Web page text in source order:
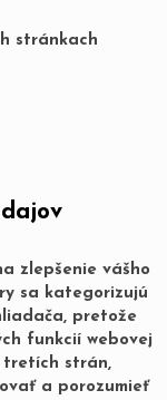
stránkach
zlepšenie vášho
sa kategorizujú
pretože
funkcií webovej
tretích strán,
a porozumieť